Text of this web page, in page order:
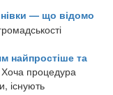
— що відомо
найпростіше та
Хоча процедура
існують